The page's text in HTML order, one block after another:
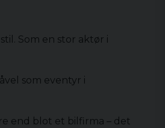
Som en stor aktør i
som eventyr i
end blot et bilfirma – det